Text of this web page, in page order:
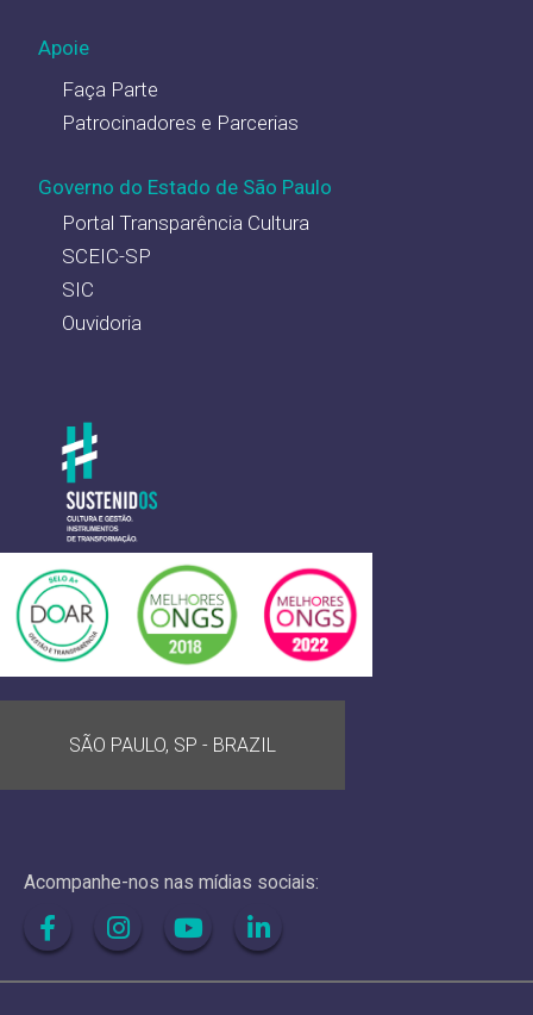
Apoie
Faça Parte
Patrocinadores e Parcerias
Governo do Estado de São Paulo
Portal Transparência Cultura
SCEIC-SP
SIC
Ouvidoria
SÃO PAULO, SP - BRAZIL
Acompanhe-nos nas mídias sociais: